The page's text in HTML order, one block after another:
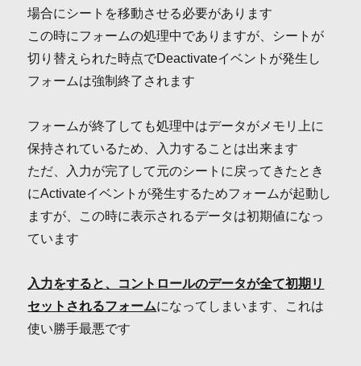
場合にシートを移動させる必要があります
この時にフォームの処理中でありますが、シートが
切り替えられた時点でDeactivateイベントが発生し
フォームは強制終了されます
フォームが終了しても処理中はデータがメモリ上に
保持されているため、入力することは出来ます
ただ、入力が完了して元のシートに戻ってきたとき
にActivateイベントが発生するためフォームが起動し
ますが、この時に表示されるデータは初期値になっ
ています
入力をすると、コントロールのデータが全て初期リ
セットされるフォームになってしまいます、これは
使い勝手最悪です